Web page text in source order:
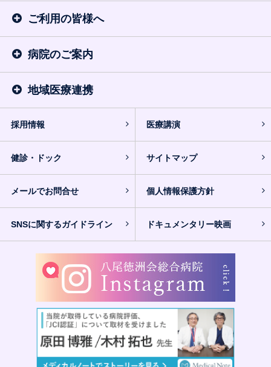
ご利用の皆様へ
病院のご案内
地域医療連携
採用情報 医療講演
健診・ドック サイトマップ
メールでお問合せ 個人情報保護方針
SNSに関するガイドライン ドキュメンタリー映画